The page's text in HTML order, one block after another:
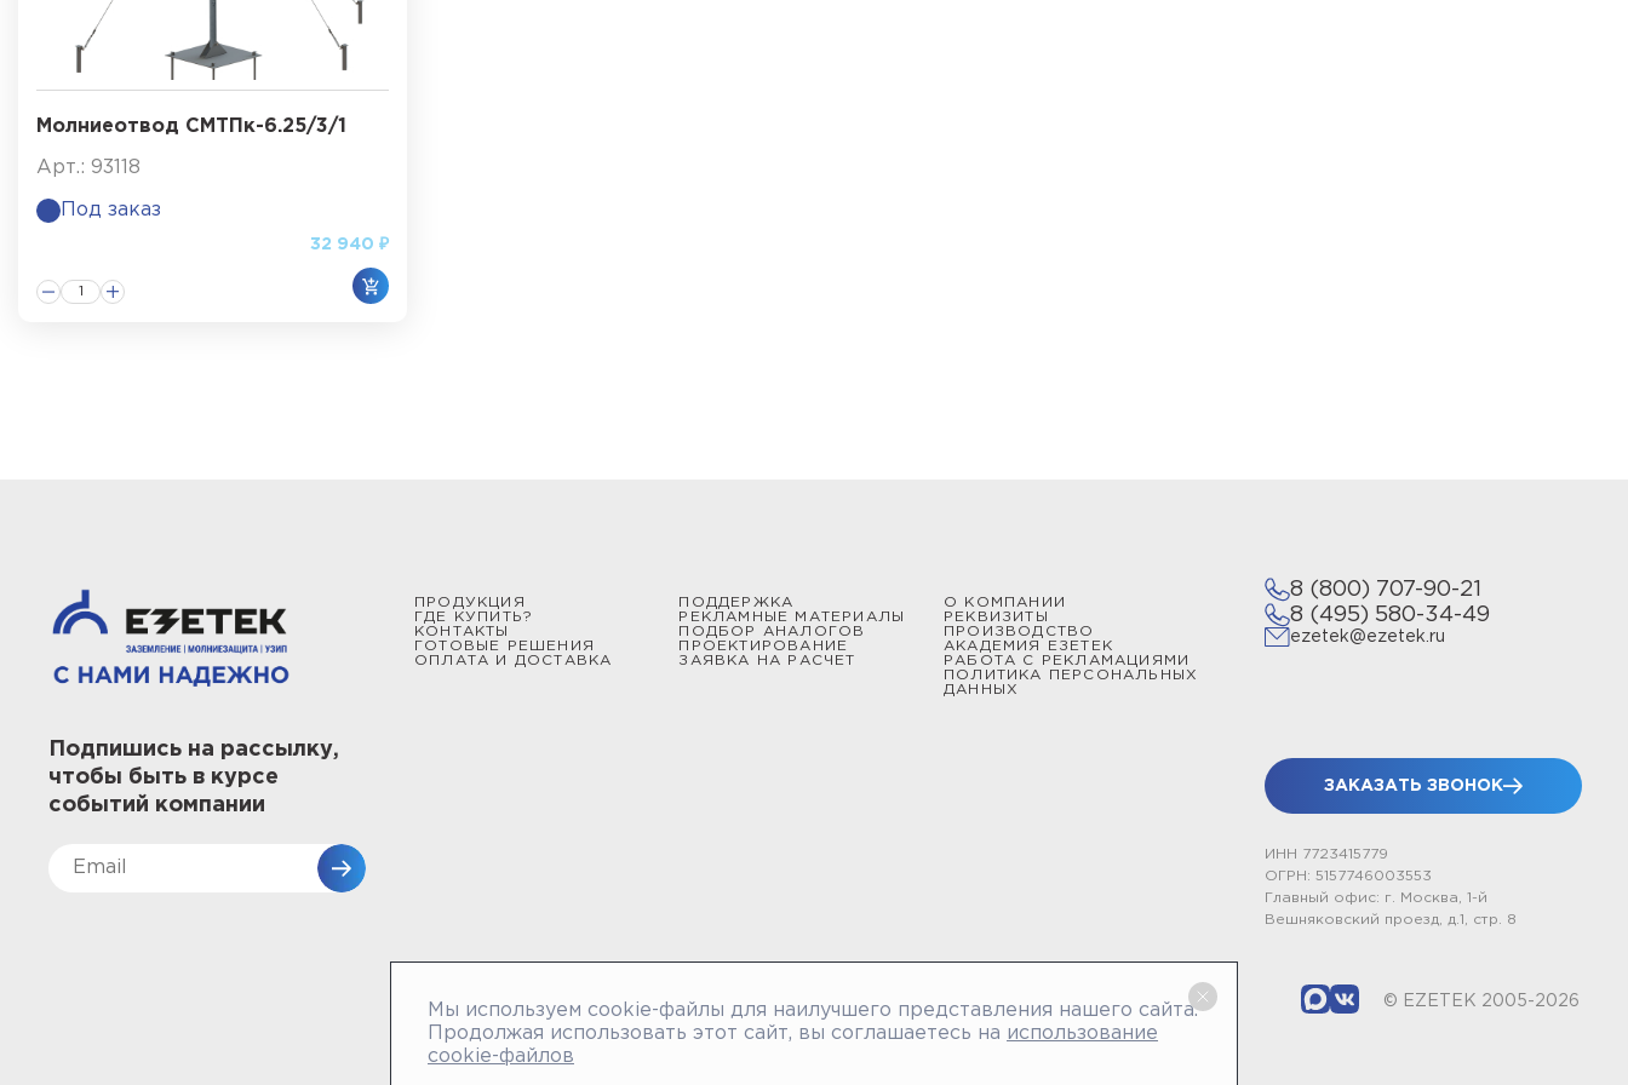
Молниеотвод СМТПк-6.25/3/1
Арт.: 93118
Под заказ
32 940 ₽
ПРОДУКЦИЯ
ГДЕ КУПИТЬ?
КОНТАКТЫ
ГОТОВЫЕ РЕШЕНИЯ
ОПЛАТА И ДОСТАВКА
ПОДДЕРЖКА
РЕКЛАМНЫЕ МАТЕРИАЛЫ
ПОДБОР АНАЛОГОВ
ПРОЕКТИРОВАНИЕ
ЗАЯВКА НА РАСЧЕТ
О КОМПАНИИ
РЕКВИЗИТЫ
ПРОИЗВОДСТВО
АКАДЕМИЯ ЕЗЕТЕК
РАБОТА С РЕКЛАМАЦИЯМИ
ПОЛИТИКА ПЕРСОНАЛЬНЫХ
ДАННЫХ
8 (800) 707-90-21
8 (495) 580-34-49
ezetek@ezetek.ru
ЗАКАЗАТЬ ЗВОНОК
ИНН 7723415779
ОГРН: 5157746003553
Главный офис: г. Москва, 1-й
Вешняковский проезд, д.1, стр. 8
Подпишись на рассылку,
чтобы быть в курсе
событий компании
© EZETEK 2005-2026
Мы используем cookie-файлы для наилучшего представления нашего сайта.
Продолжая использовать этот сайт, вы соглашаетесь на использование
cookie-файлов